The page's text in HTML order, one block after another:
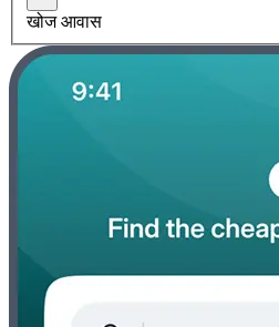
खोज आवास